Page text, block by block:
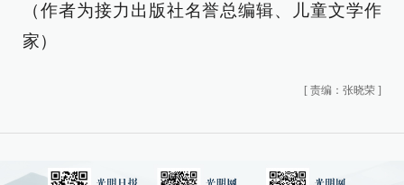
（作者为接力出版社名誉总编辑、儿童文学作
家）
[ 责编：张晓荣 ]